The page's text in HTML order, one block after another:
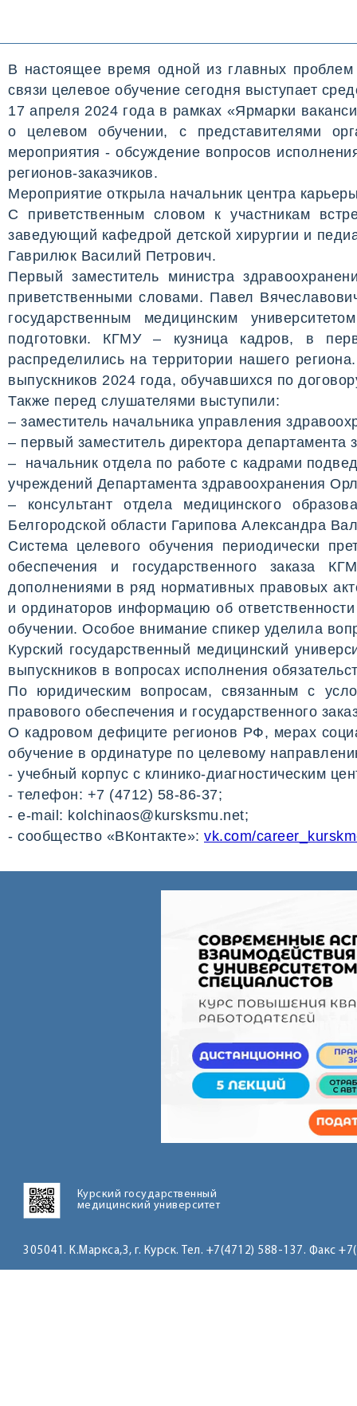
В настоящее время одной из главных
связи целевое обучение сегодня выступает
17 апреля 2024 года в рамках «Ярмарки
о целевом обучении, с представителями
мероприятия - обсуждение вопросов
регионов-заказчиков.
Мероприятие открыла начальник центра
С приветственным словом к участникам
заведующий кафедрой детской хирургии и
Гаврилюк Василий Петрович.
Первый заместитель министра
приветственными словами. Павел
государственным медицинским
подготовки. КГМУ – кузница кадров, в
распределились на территории нашего
выпускников 2024 года, обучавшихся по
Также перед слушателями выступили:
– заместитель начальника управления
– первый заместитель директора
– начальник отдела по работе с кадрами
учреждений Департамента здравоохранения
– консультант отдела медицинского
Белгородской области Гарипова Александра
Система целевого обучения периодически
обеспечения и государственного заказа
дополнениями в ряд нормативных правовых
и ординаторов информацию об
обучении. Особое внимание спикер уделила
Курский государственный медицинский
выпускников в вопросах исполнения
По юридическим вопросам, связанным с
правового обеспечения и государственного
О кадровом дефиците регионов РФ, мерах
обучение в ординатуре по целевому
- учебный корпус с клинико-диагностическим
- телефон: +7 (4712) 58-86-37;
- e-mail: kolchinaos@kursksmu.net;
- сообщество «ВКонтакте»: vk.com/
Курский государственный
медицинский университет
305041. К.Маркса,3, г. Курск. Тел. +7(4712) 588-137. Факс